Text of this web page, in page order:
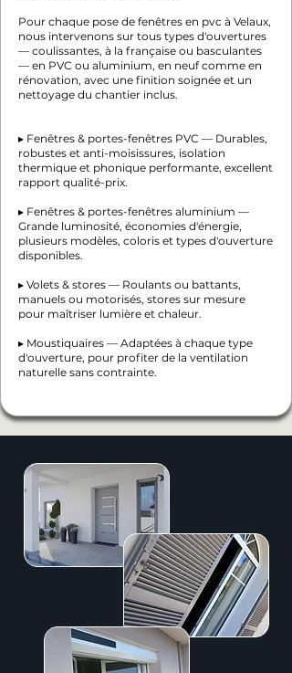
Pour chaque pose de fenêtres en pvc à Velaux,
nous intervenons sur tous types d'ouvertures
— coulissantes, à la française ou basculantes
— en PVC ou aluminium, en neuf comme en
rénovation, avec une finition soignée et un
nettoyage du chantier inclus.
▸ Fenêtres & portes-fenêtres PVC — Durables,
robustes et anti-moisissures, isolation
thermique et phonique performante, excellent
rapport qualité-prix.
▸ Fenêtres & portes-fenêtres aluminium —
Grande luminosité, économies d'énergie,
plusieurs modèles, coloris et types d'ouverture
disponibles.
▸ Volets & stores — Roulants ou battants,
manuels ou motorisés, stores sur mesure
pour maîtriser lumière et chaleur.
▸ Moustiquaires — Adaptées à chaque type
d'ouverture, pour profiter de la ventilation
naturelle sans contrainte.